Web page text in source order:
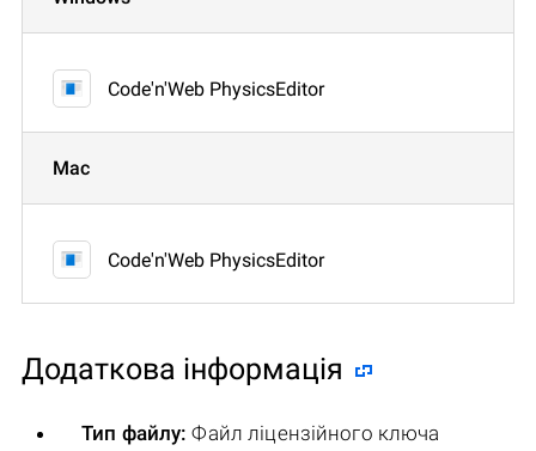
Code'n'Web PhysicsEditor
Mac
Code'n'Web PhysicsEditor
Додаткова інформація
Тип файлу: Файл ліцензійного ключа